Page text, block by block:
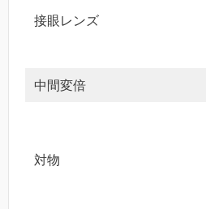
接眼レンズ
中間変倍
対物